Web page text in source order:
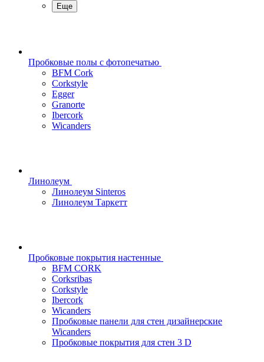
Еще
Пробковые полы с фотопечатью
BFM Cork
Corkstyle
Egger
Granorte
Ibercork
Wicanders
Линолеум
Линолеум Sinteros
Линолеум Таркетт
Пробковые покрытия настенные
BFM CORK
Corksribas
Corkstyle
Ibercork
Wicanders
Пробковые панели для стен дизайнерские
Wicanders
Пробковые покрытия для стен 3 D